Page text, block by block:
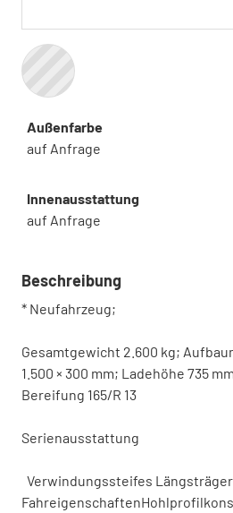
Außenfarbe
auf Anfrage
Innenausstattung
auf Anfrage
Beschreibung
* Neufahrzeug;
Gesamtgewicht 2.600 kg;
1.500 × 300 mm; Ladehöhe 735
Bereifung 165/R 13
Serienausstattung
Verwindungssteifes